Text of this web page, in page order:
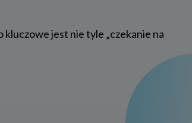
jest nie tyle „czekanie na